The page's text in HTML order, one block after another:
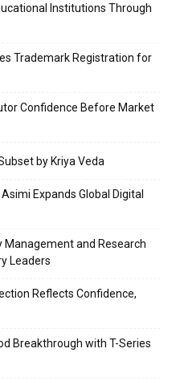
Institutions Through
Trademark Registration for
Confidence Before Market
by Kriya Veda
Expands Global Digital
and Research
Leaders
Reflects Confidence,
Breakthrough with T-Series